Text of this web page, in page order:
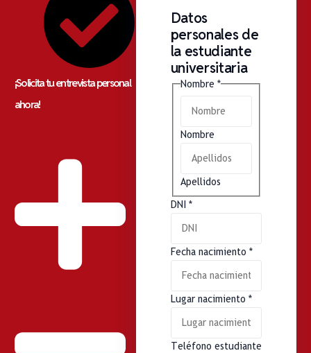
¡Solicita tu entrevista personal
ahora!
Datos
personales de
la estudiante
universitaria
Nombre *
Nombre
Apellidos
DNI *
Fecha nacimiento *
Lugar nacimiento *
Teléfono estudiante